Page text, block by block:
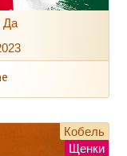
Да
Кобель
Щенки